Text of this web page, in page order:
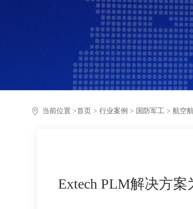
当前位置 >首页 > 行业案例 > 国防军工 > 航空
Extech PLM解决方